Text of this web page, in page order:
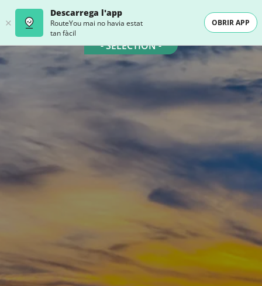
Descarrega l'app
RouteYou mai no havia estat
tan fàcil
OBRIR APP
- SELECTION -